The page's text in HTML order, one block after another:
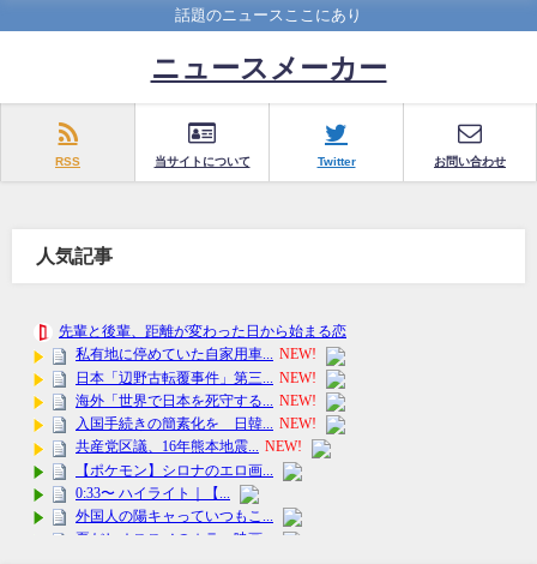
話題のニュースここにあり
ニュースメーカー
RSS 当サイトについて Twitter お問い合わせ
人気記事